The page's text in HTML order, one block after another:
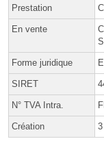
Prestation
En vente
Forme juridique
SIRET
N° TVA Intra.
Création